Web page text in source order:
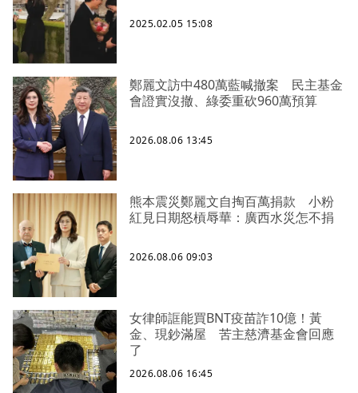
2025.02.05 15:08
鄭麗文訪中480萬藍喊撤案 民主基金
會證實沒撤、綠委重砍960萬預算
2026.08.06 13:45
熊本震災鄭麗文自掏百萬捐款 小粉
紅見日期怒槓辱華：廣西水災怎不捐
2026.08.06 09:03
女律師誆能買BNT疫苗詐10億！黃
金、現鈔滿屋 苦主慈濟基金會回應
了
2026.08.06 16:45